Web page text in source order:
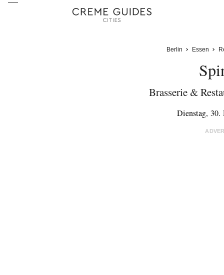
Berlin Essen
Brasserie &
Dienstag, 30.